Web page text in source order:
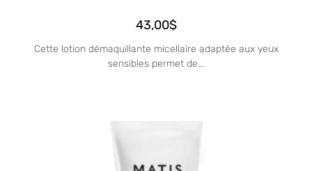
43,00$
Cette lotion démaquillante micellaire adaptée aux yeux
sensibles permet de...